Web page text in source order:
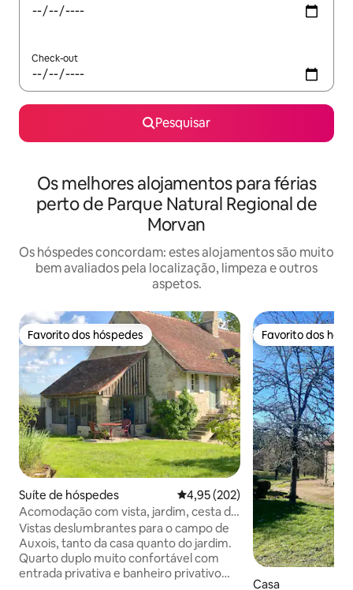
Check-out
Pesquisar
Os melhores alojamentos para férias
perto de Parque Natural Regional de
Morvan
Os hóspedes concordam: estes alojamentos são muito
bem avaliados pela localização, limpeza e outros
aspetos.
Favorito dos hóspedes
Favorito dos hóspedes
Suíte de hóspedes Classificação média de 4,95 em
4,95 (202)
Acomodação com vista, jardim, cesta de
café da manhã
Vistas deslumbrantes para o campo de
Auxois, tanto da casa quanto do jardim.
Quarto duplo muito confortável com
entrada privativa e banheiro privativo
Favorito dos
Favorito dos
Casa